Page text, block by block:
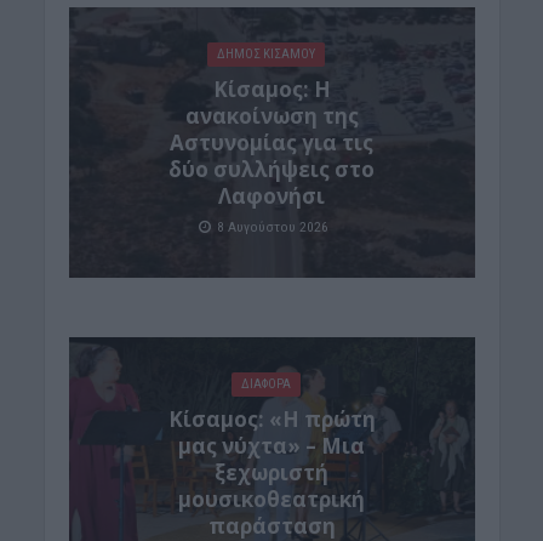
ΔΉΜΟΣ ΚΙΣΆΜΟΥ
Κίσαμος: Η
ανακοίνωση της
Αστυνομίας για τις
δύο συλλήψεις στο
Λαφονήσι
8 Αυγούστου 2026
ΔΙΆΦΟΡΑ
Κίσαμος: «Η πρώτη
μας νύχτα» – Μια
ξεχωριστή
μουσικοθεατρική
παράσταση